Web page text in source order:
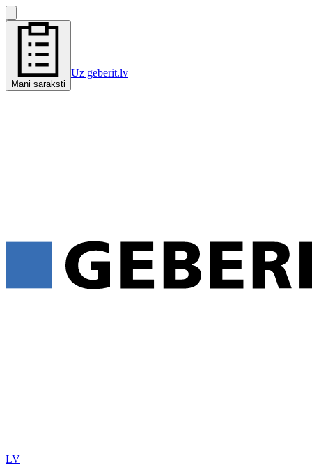
Mani saraksti
Uz geberit.lv
LV